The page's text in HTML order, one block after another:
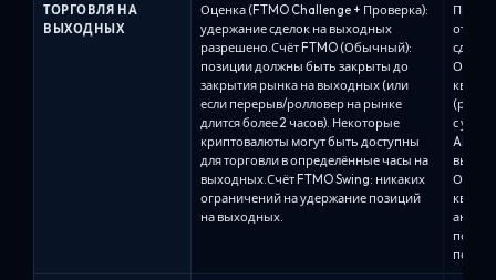
ТОРГОВЛЯ НА
ВЫХОДНЫХ
Оценка (FTMO Challenge + Проверка):
удержание сделок на выходных
разрешено.Счёт FTMO (Обычный):
позиции должны быть закрыты до
закрытия рынка на выходных (или
если перерыв/ролловер на рынке
длится более 2 часов). Некоторые
криптовалюты могут быть доступны
для торговли в определённые часы на
выходных.Счёт FTMO Swing: никаких
ограничений на удержание позиций
на выходных.
от
с
Alpha
по-